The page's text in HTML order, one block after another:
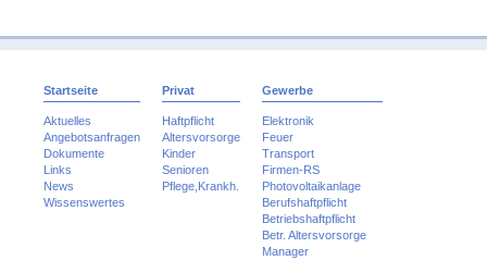
Startseite
Aktuelles
Angebotsanfragen
Dokumente
Links
News
Wissenswertes
Privat
Haftpflicht
Altersvorsorge
Kinder
Senioren
Pflege,Krankh.
Gewerbe
Elektronik
Feuer
Transport
Firmen-RS
Photovoltaikanlage
Berufshaftpflicht
Betriebshaftpflicht
Betr. Altersvorsorge
Manager